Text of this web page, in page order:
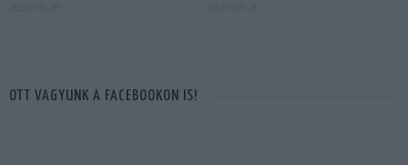
OTT VAGYUNK A FACEBOOKON IS!